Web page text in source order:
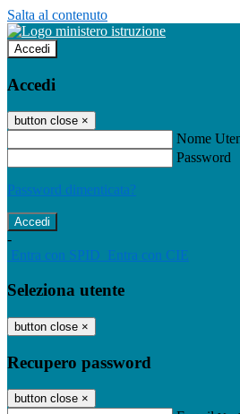
Salta al contenuto
Accedi
Accedi
button close ×
Nome
Password
Password dimenticata?
-
Entra con SPID Entra con CIE
Seleziona utente
button close ×
Recupero password
button close ×